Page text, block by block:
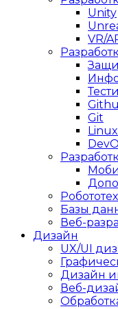
Unity
VR/
Git
Linux
Базы
Веб-
Дизайн
UX/UI
Дизайн
Веб-